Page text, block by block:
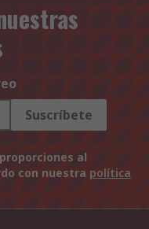
Suscríbete
al
con nuestra política